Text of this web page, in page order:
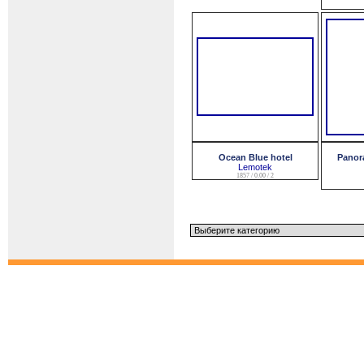
Ocean Blue hotel
Lemotek
1857 / 0.00 / 2